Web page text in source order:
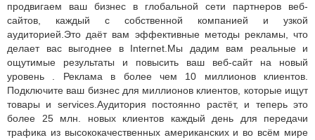
продвигаем ваш бизнес в глобальной сети партнеров веб-
сайтов, каждый с собственной компанией и узкой
аудиторией.Это даёт вам эффективные методы рекламы, что
делает вас выгоднее в Internet.Мы дадим вам реальные и
ощутимые результаты и повысить ваш веб-сайт на новый
уровень . Реклама в более чем 10 миллионов клиентов.
Подключите ваш бизнес для миллионов клиентов, которые ищут
товары и services.Аудитория постоянно растёт, и теперь это
более 25 млн. новых клиентов каждый день для передачи
трафика из высококачественных американских и во всём мире